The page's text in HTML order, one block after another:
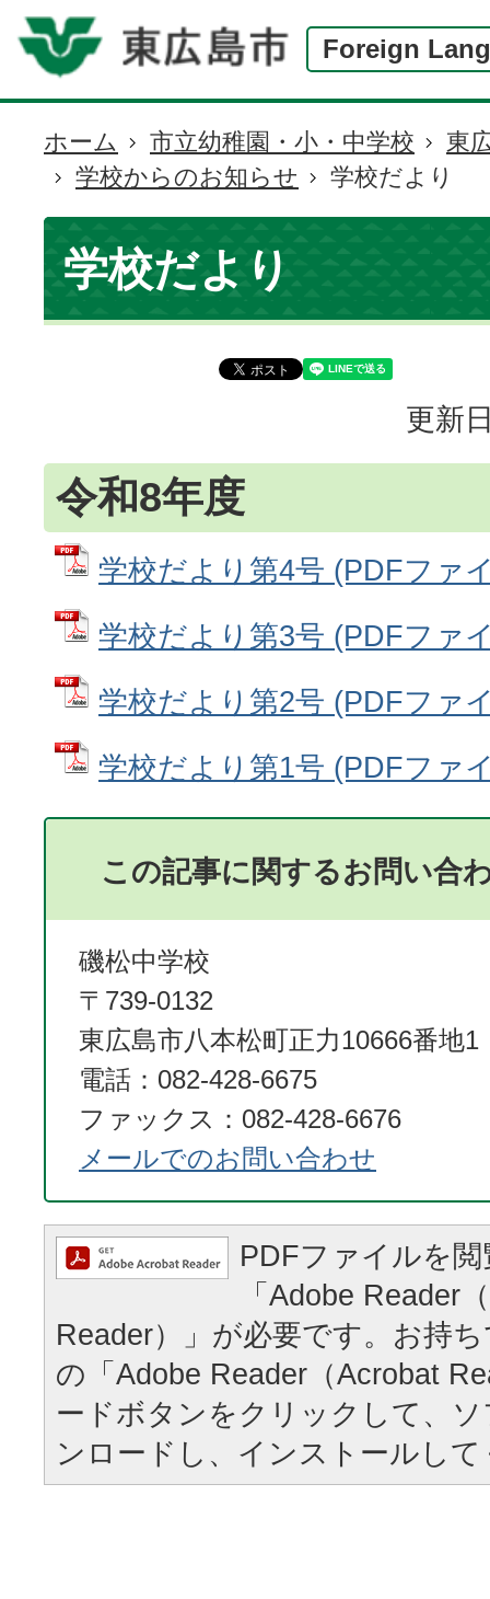
Foreign
現
在
の
位
置
ホーム 市立幼稚園・小・中学校
東
学校からのお知らせ
学校だより
学校だより
更新
令和8年度
学校だより第4号 (PDFファ
学校だより第3号 (PDFファ
学校だより第2号 (PDFファ
学校だより第1号 (PDFファ
この記事に関するお問い合
磯松中学校
〒739-0132
東広島市八本松町正力10666番地1
電話：082-428-6675
ファックス：082-428-6676
メールでのお問い合わせ
PDFファイルを
「Adobe Reader
Reader）」が必要です。お持
の「Adobe Reader（Acrobat
ードボタンをクリックして、
ンロードし、インストールし